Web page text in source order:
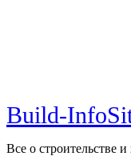
Build-
Все о строительстве